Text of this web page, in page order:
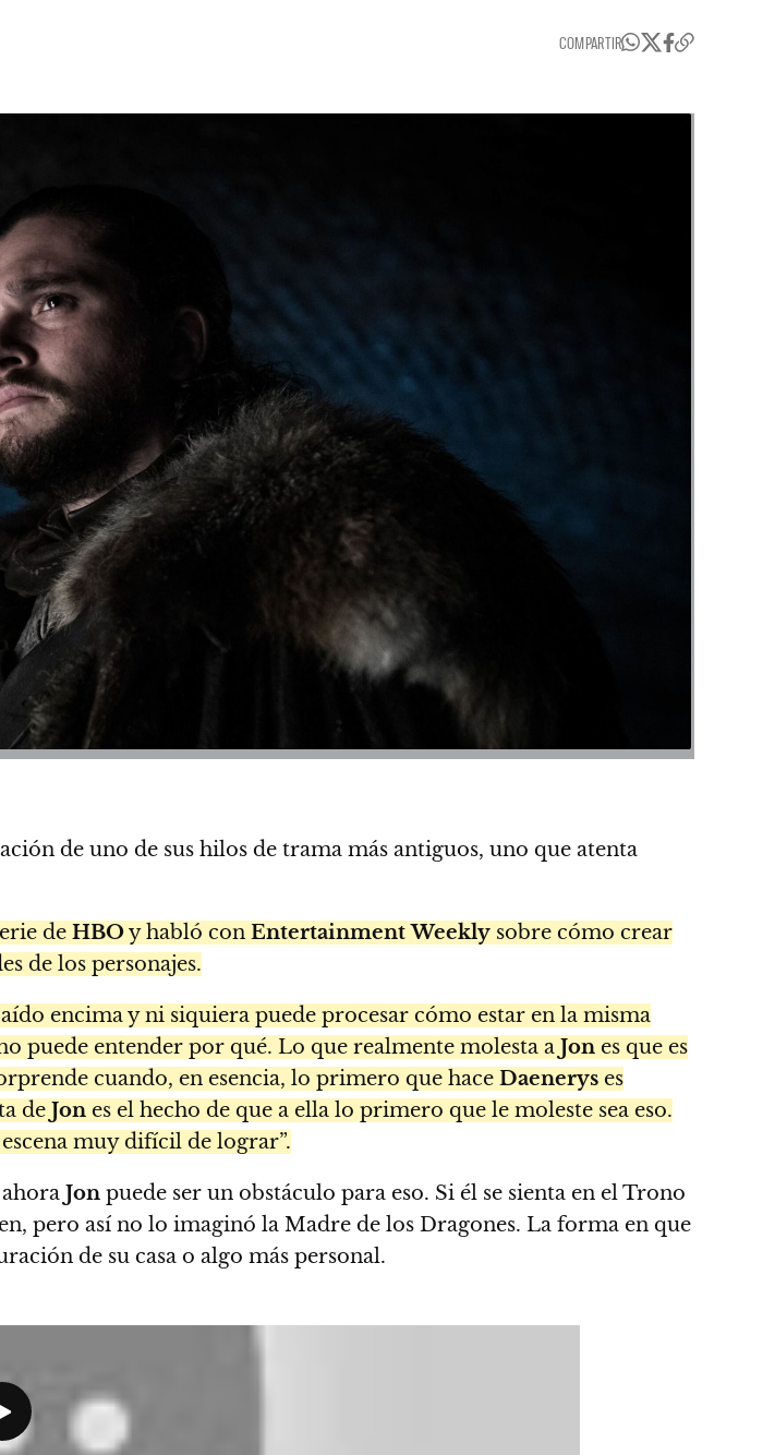
COMPARTIR
de uno de sus hilos de trama más antiguos, uno que atenta
de HBOy habló con Entertainment Weekly sobre cómo crear
de los personajes.
encima y ni siquiera puede procesar cómo estar en la misma
puede entender por qué. Lo que realmente molesta a Jon es que es
cuando, en esencia, lo primero que hace Daenerys es
de Jon es el hecho de que a ella lo primero que le moleste sea eso.
muy difícil de lograr”.
Jon puede ser un obstáculo para eso. Si él se sienta en el Trono
pero así no lo imaginó la Madre de los Dragones. La forma en que
de su casa o algo más personal.